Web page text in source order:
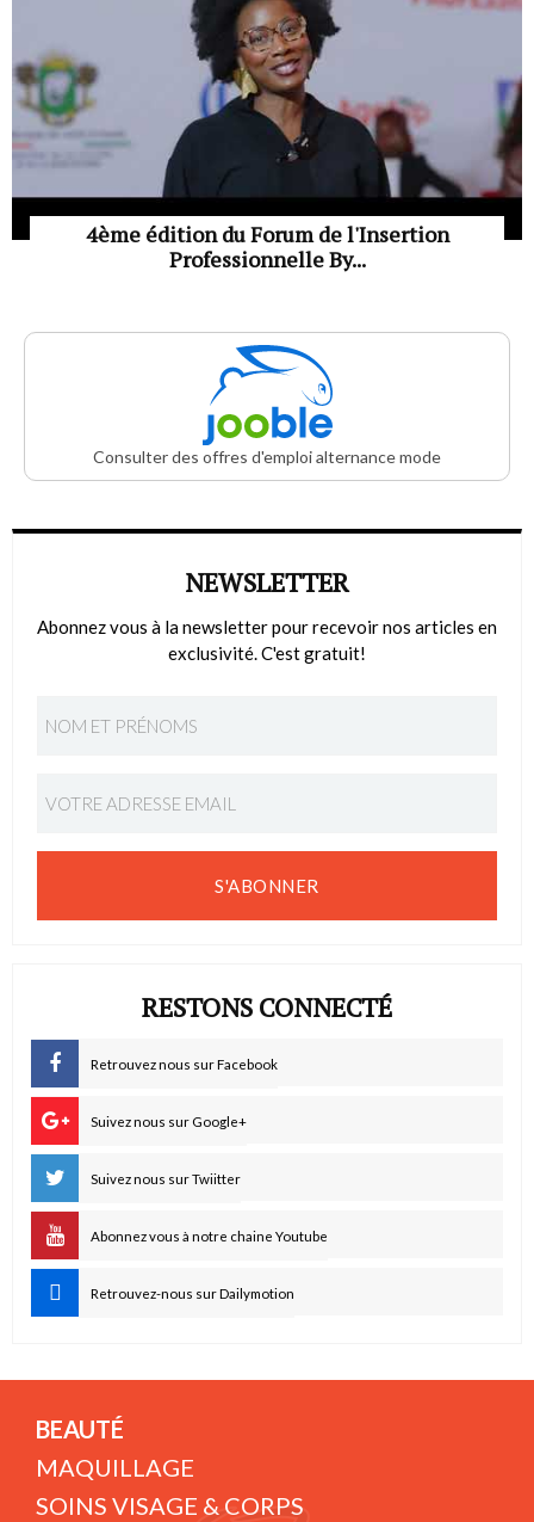
4ème édition du Forum de l'Insertion
Professionnelle By...
Consulter des offres d'emploi alternance mode
NEWSLETTER
Abonnez vous à la newsletter pour recevoir nos articles en
exclusivité. C'est gratuit!
S'ABONNER
RESTONS CONNECTÉ
Retrouvez nous sur Facebook
Suivez nous sur Google+
Suivez nous sur Twiitter
Abonnez vous à notre chaine Youtube
Retrouvez-nous sur Dailymotion
BEAUTÉ
MAQUILLAGE
SOINS VISAGE & CORPS